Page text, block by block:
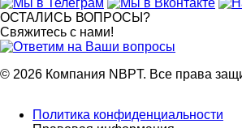
ОСТАЛИСЬ ВОПРОСЫ?
Свяжитесь с нами!
© 2026 Компания NBPT. Все права
FooterПолитика конфиденциальности